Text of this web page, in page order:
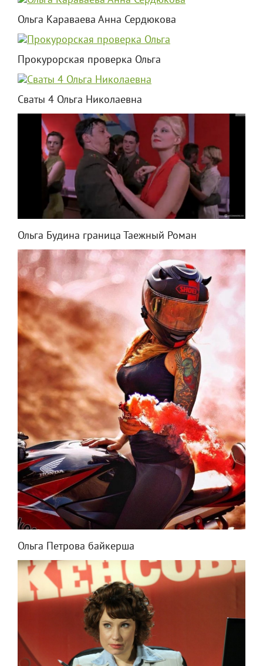
Ольга Караваева Анна Сердюкова
Прокурорская проверка Ольга
Сваты 4 Ольга Николаевна
Ольга Будина граница Таежный Роман
Ольга Петрова байкерша